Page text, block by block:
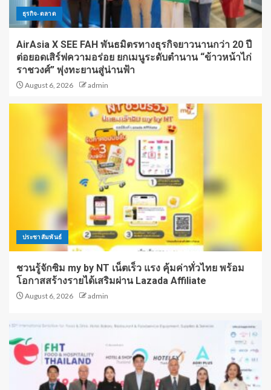
ธุรกิจ-ตลาด
AirAsia X SEE FAH พันธมิตรทางธุรกิจยาวนานกว่า 20 ปี
ต่อยอดเสิร์ฟความอร่อย ยกเมนูระดับตำนาน “ข้าวหน้าไก่
ราชวงศ์” พุ่งทะยานสู่น่านฟ้า
August 6, 2026 admin
ประชาสัมพันธ์
ชวนรู้จักซิม my by NT เน็ตเร็ว แรง คุ้มค่าทั่วไทย พร้อม
โอกาสสร้างรายได้เสริมผ่าน Lazada Affiliate
August 6, 2026 admin